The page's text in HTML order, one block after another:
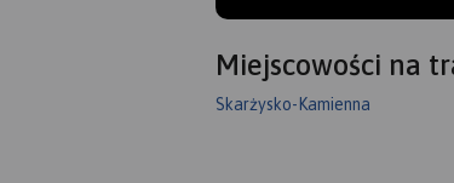
Miejscowości na
Skarżysko-Kamienna